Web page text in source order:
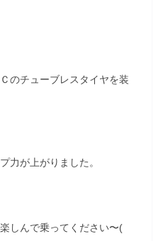
のチューブレスタイヤを装
力が上がりました。
しんで乗ってください〜(